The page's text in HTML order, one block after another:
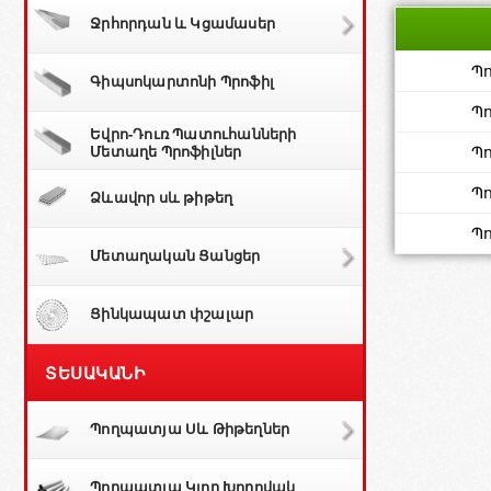
Ջրհորդան և Կցամասեր
Գիպսոկարտոնի Պրոֆիլ
Եվրո-Դուռ Պատուհանների
Մետաղե Պրոֆիլներ
Ձևավոր սև թիթեղ
Մետաղական Ցանցեր
Ցինկապատ փշալար
ՏԵՍԱԿԱՆԻ
Պողպատյա Սև Թիթեղներ
Պողպատյա Կլոր Խողովակ